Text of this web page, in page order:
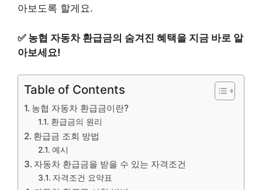
아보도록 할게요.
✅ 농협 자동차 환급금의 숨겨진 혜택을 지금 바로 알
아보세요!
Table of Contents
농협 자동차 환급금이란?
환급금의 원리
환급금 조회 방법
예시
자동차 환급금을 받을 수 있는 자격조건
자격조건 요약표